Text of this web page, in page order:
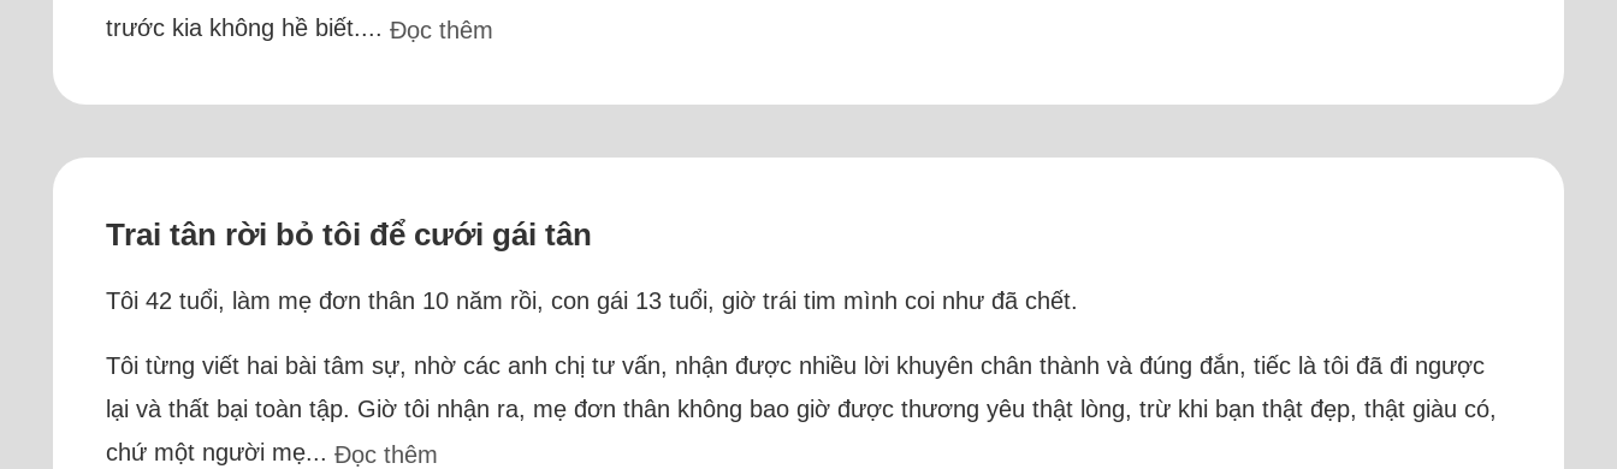
trước kia không hề biết.... Đọc thêm
Trai tân rời bỏ tôi để cưới gái tân
Tôi 42 tuổi, làm mẹ đơn thân 10 năm rồi, con gái 13 tuổi, giờ trái tim mình coi như đã chết.
Tôi từng viết hai bài tâm sự, nhờ các anh chị tư vấn, nhận được nhiều lời khuyên chân thành và đúng đắn, tiếc là tôi đã đi ngược
lại và thất bại toàn tập. Giờ tôi nhận ra, mẹ đơn thân không bao giờ được thương yêu thật lòng, trừ khi bạn thật đẹp, thật giàu có,
chứ một người mẹ... Đọc thêm